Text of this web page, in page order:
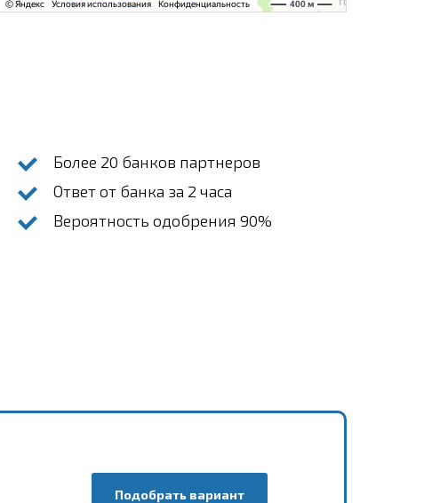
Более 20 банков партнеров
Ответ от банка за 2 часа
Вероятность одобрения 90%
Подобрать вариант